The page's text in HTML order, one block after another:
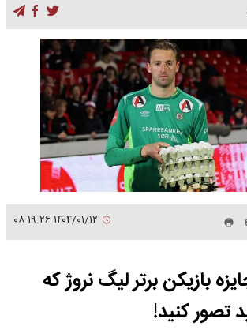
بازیکن برتر لیگ نروژ که
تصور کنید!